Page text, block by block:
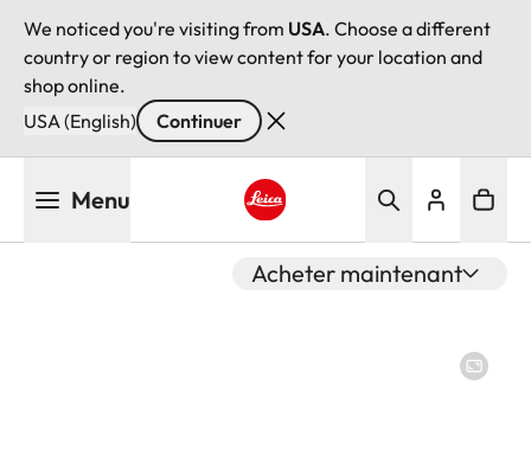
We noticed you're visiting from USA. Choose a different
country or region to view content for your location and
shop online.
USA (English)
Continuer
Menu
Acheter maintenant